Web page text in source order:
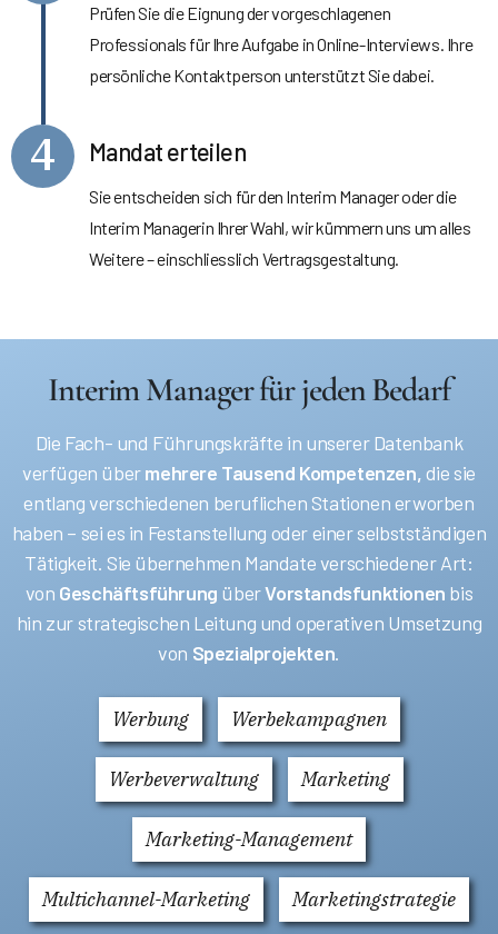
Prüfen Sie die Eignung der vorgeschlagenen
Professionals für Ihre Aufgabe in Online-Interviews. Ihre
persönliche Kontaktperson unterstützt Sie dabei.
4 Mandat erteilen
Sie entscheiden sich für den Interim Manager oder die
Interim Managerin Ihrer Wahl, wir kümmern uns um alles
Weitere – einschliesslich Vertragsgestaltung.
Interim Manager für jeden Bedarf
Die Fach- und Führungskräfte in unserer Datenbank
verfügen übermehrere Tausend Kompetenzen,die sie
entlang verschiedenen beruflichen Stationen erworben
haben – sei es in Festanstellung oder einer selbstständigen
Tätigkeit. Sie übernehmen Mandate verschiedener Art:
von Geschäftsführung überVorstandsfunktionen bis
hin zur strategischen Leitung und operativen Umsetzung
von Spezialprojekten.
Werbung Werbekampagnen
Werbeverwaltung Marketing
Marketing-Management
Multichannel-Marketing Marketingstrategie